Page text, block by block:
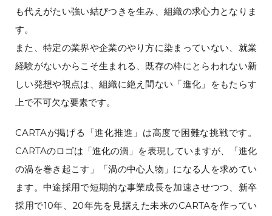
も代えがたい強い結びつきを生み、組織の求心力となりま
す。
また、特定の業界や企業のやり方に染まっていない、就業
経験がないからこそ生まれる、既存の枠にとらわれない新
しい発想や視点は、組織に絶え間ない「進化」をもたらす
上で不可欠な要素です。
CARTAが掲げる「進化推進」は高度で困難な挑戦です。
CARTAのロゴは「進化の渦」を表現していますが、「進化
の渦を巻き起こす」「渦の中心人物」になる人を求めてい
ます。中途採用で短期的な事業成長を加速させつつ、新卒
採用で10年、20年先を見据えた未来のCARTAを作ってい